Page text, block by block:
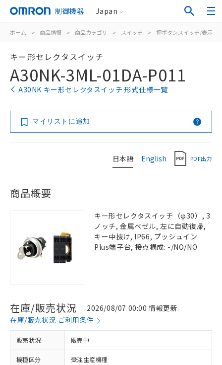
制御機器 Japan
ホーム > 商品情報 > 商品カテゴリ > スイッチ > 押ボタンスイッチ/表示灯
キー形セレクタスイッチ
A30NK-3ML-01DA-P011
A30NK キー形セレクタスイッチ 形式仕様一覧
マイリストに追加
日本語 English PDF出力
商品概要
キー形セレクタスイッチ（φ30）, 3
ノッチ, 金属ベゼル, 左に自動復帰,
キー中抜け, IP66, プッシュイン
Plus端子台, 接点構成: -/NO/NO
在庫/販売状況
2026/08/07 00:00 情報更新
在庫/販売状況 ご利用条件
販売状況 販売中
機種区分 受注生産機種